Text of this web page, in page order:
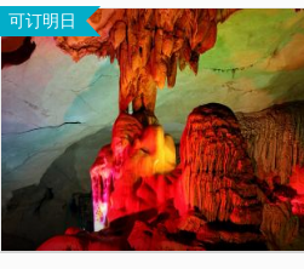
月也侗寨 三江侗族博物馆
可订明日